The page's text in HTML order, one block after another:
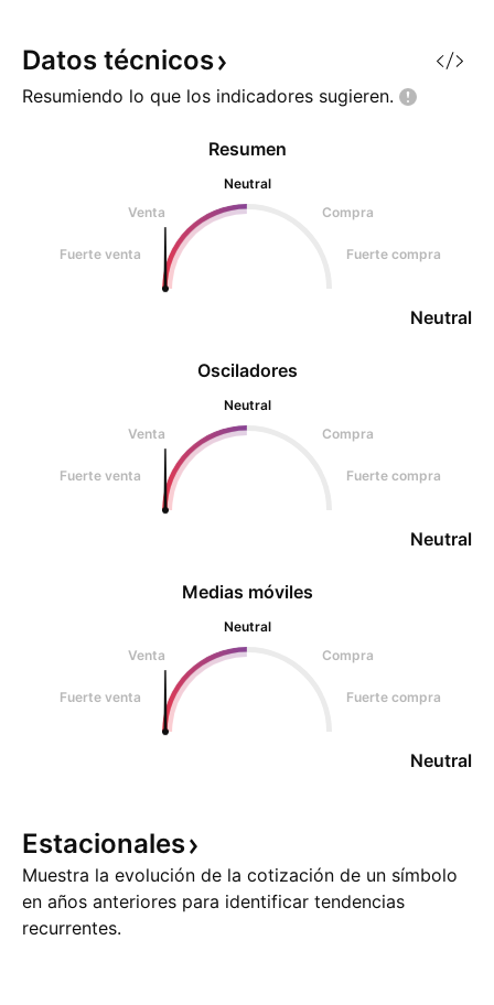
Datos técnicos
Resumiendo lo que los indicadores sugieren.
Osciladores
Neutral
Venta
Compra
Fuerte venta Fuerte compra
Neutral
Resumen
Neutral
Venta
Compra
Fuerte venta Fuerte compra
Neutral
Medias móviles
Neutral
Venta
Compra
Fuerte venta Fuerte compra
Neutral
Estacionales
Muestra la evolución de la cotización de un símbolo
en años anteriores para identificar tendencias
recurrentes.